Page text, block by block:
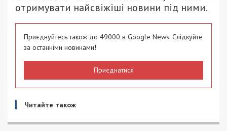
отримувати найсвіжіші новини під ними.
Приєднуйтесь також до 49000 в Google News. Слідкуйте
за останніми новинами!
Приєднатися
Читайте також